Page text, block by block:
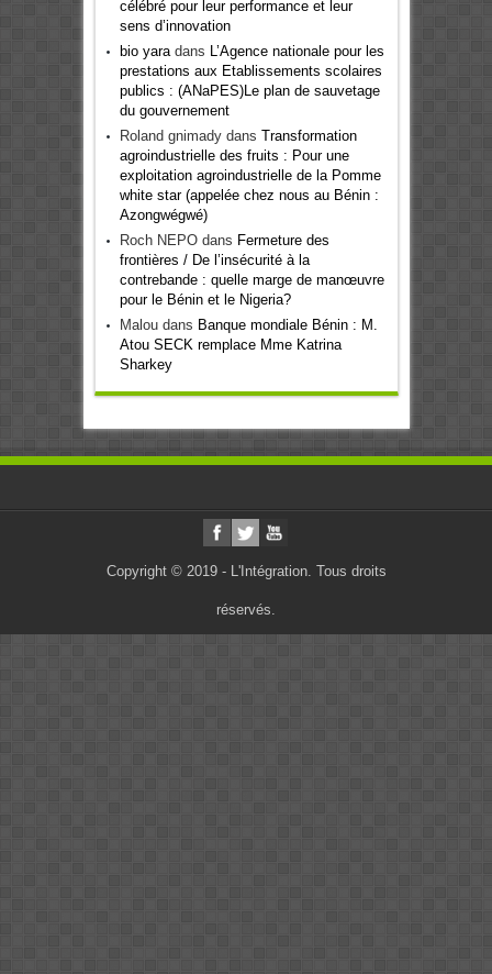
célébré pour leur performance et leur
sens d’innovation
bio yaradans L’Agence nationale pour les
prestations aux Etablissements scolaires
publics : (ANaPES)Le plan de sauvetage
du gouvernement
Roland gnimadydans Transformation
agroindustrielle des fruits : Pour une
exploitation agroindustrielle de la Pomme
white star (appelée chez nous au Bénin :
Azongwégwé)
Roch NEPOdans Fermeture des
frontières / De l’insécurité à la
contrebande : quelle marge de manœuvre
pour le Bénin et le Nigeria?
Maloudans Banque mondiale Bénin : M.
Atou SECK remplace Mme Katrina
Sharkey
Copyright © 2019 - L'Intégration. Tous droits
réservés.